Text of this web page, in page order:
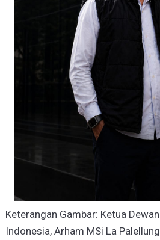
Keterangan Gambar: Ketua
Indonesia, Arham MSi La